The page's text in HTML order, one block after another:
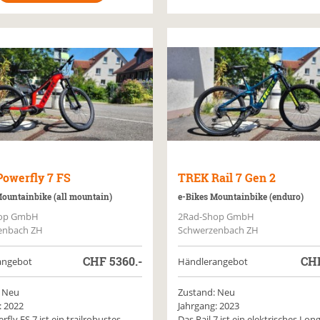
7 FS
(all mountain)
GmbH
ZH
CHF5360.-
2022
TREKRail 7 Gen 2
e-Bikes Mountainbike (enduro)
2Rad-Shop GmbH
Schwerzenbach ZH
Händlerangebot
Zustand: Neu
Jahrgang: 2023